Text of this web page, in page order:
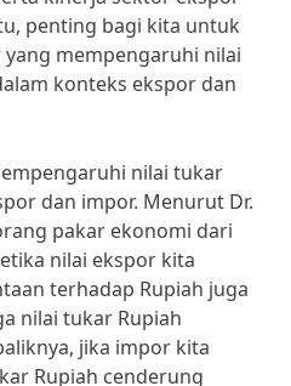
penting bagi kita untuk
mempengaruhi nilai
konteks ekspor dan
nilai tukar
dan impor. Menurut Dr.
pakar ekonomi dari
nilai ekspor kita
terhadap Rupiah juga
nilai tukar Rupiah
jika impor kita
Rupiah cenderung